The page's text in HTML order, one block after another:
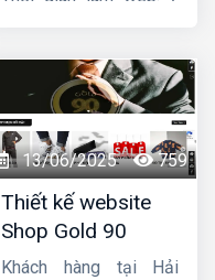
13/06/2025 759
Thiết kế website
Shop Gold 90
Khách hàng tại Hải